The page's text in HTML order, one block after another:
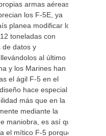
armas aéreas.
los F-5E, ya
planea modificar los
toneladas con
de datos y
al último
y los Marines han
el ágil F-5 en el
hace especial
más que en la
mediante la
maniobra, es así que
el mítico F-5 porque